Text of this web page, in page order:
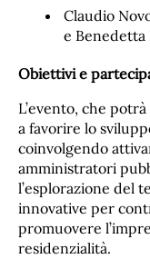
Claudio
e Benedetta
Obiettivi e
L’evento, che
a favorire lo
coinvolgendo
amministratori
l’esplorazione del
innovative per
promuovere
residenzialità.